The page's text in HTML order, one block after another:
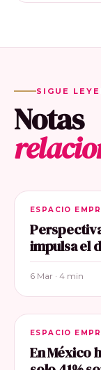
SIGUE
Notas
ESPACIO
impulsa el
6 Mar · 4 min
ESPACIO
En México